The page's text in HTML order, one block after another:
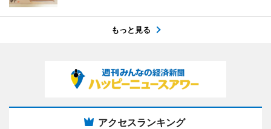
もっと見る
アクセスランキング